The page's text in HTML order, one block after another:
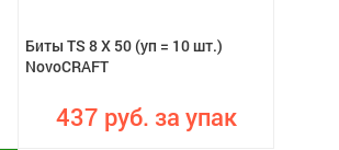
Биты TS 8 X 50 (уп = 10 шт.)
NovoCRAFT
437 руб. за упак